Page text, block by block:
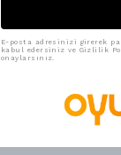
E-posta adresinizi girerek
kabul edersiniz ve Gizlilik
onaylarsınız.